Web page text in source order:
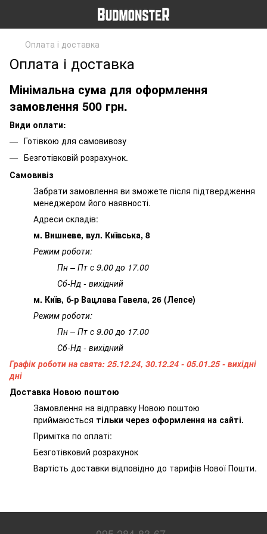
Оплата і доставка
Оплата і доставка
Мінімальна сума для оформлення
замовлення 500 грн.
Види оплати:
Готівкою для самовивозу
Безготівковій розрахунок.
Самовивіз
Забрати замовлення ви зможете після підтвердження
менеджером його наявності.
Адреси складів:
м. Вишневе, вул. Київська, 8
Режим роботи:
Пн – Пт с 9.00 до 17.00
Сб-Нд - вихідний
м. Київ, б-р Вацлава Гавела, 26 (Лепсе)
Режим роботи:
Пн – Пт с 9.00 до 17.00
Сб-Нд - вихідний
Графік роботи на свята: 25.12.24, 30.12.24 - 05.01.25 - вихідні
дні
Доставка Новою поштою
Замовлення на відправку Новою поштою
приймаюсться тільки через оформлення на сайті.
Примітка по оплаті:
Безготівковий розрахунок
Вартість доставки відповідно до тарифів Нової Пошти.